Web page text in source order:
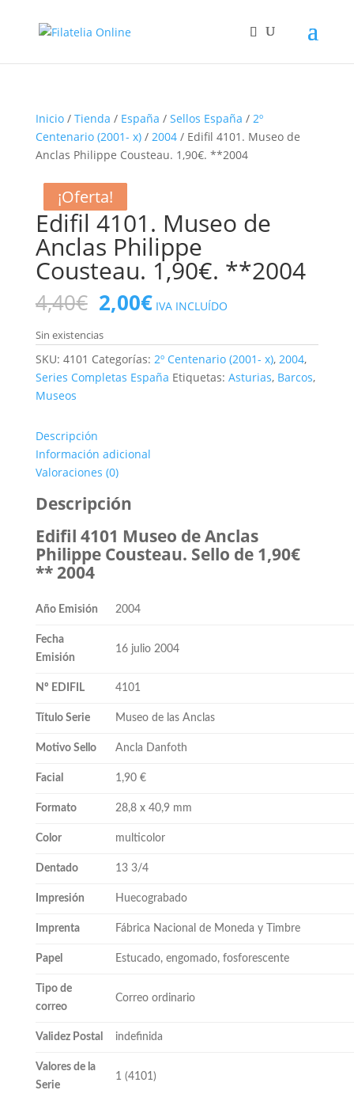
Inicio/ Tienda / España / Sellos España / 2º
Centenario (2001- x)/ 2004/ Edifil 4101. Museo de
Anclas Philippe Cousteau. 1,90€. **2004
¡Oferta!
Edifil 4101. Museo de
Anclas Philippe
Cousteau. 1,90€. **2004
4,40€ El
precio
original
era:
4,40€.
2,00€El
precio
actual
es:
2,00€.
IVA INCLUÍDO
Sin existencias
SKU: 4101 Categorías: 2º Centenario (2001- x), 2004,
Series Completas España Etiquetas: Asturias, Barcos,
Museos
Descripción
Información adicional
Valoraciones (0)
Descripción
Edifil 4101 Museo de Anclas
Philippe Cousteau. Sello de 1,90€
** 2004
Año Emisión 2004
Fecha
Emisión
16 julio 2004
Nº EDIFIL 4101
Título Serie Museo de las Anclas
Motivo Sello Ancla Danfoth
Facial 1,90 €
Formato 28,8 x 40,9 mm
Color multicolor
Dentado 13 3/4
Impresión Huecograbado
Imprenta Fábrica Nacional de Moneda y Timbre
Papel Estucado, engomado, fosforescente
Tipo de
correo
Correo ordinario
Validez Postal indefinida
Valores de la
Serie
1 (4101)
¡Oferta!
¡Oferta!
¡Oferta!